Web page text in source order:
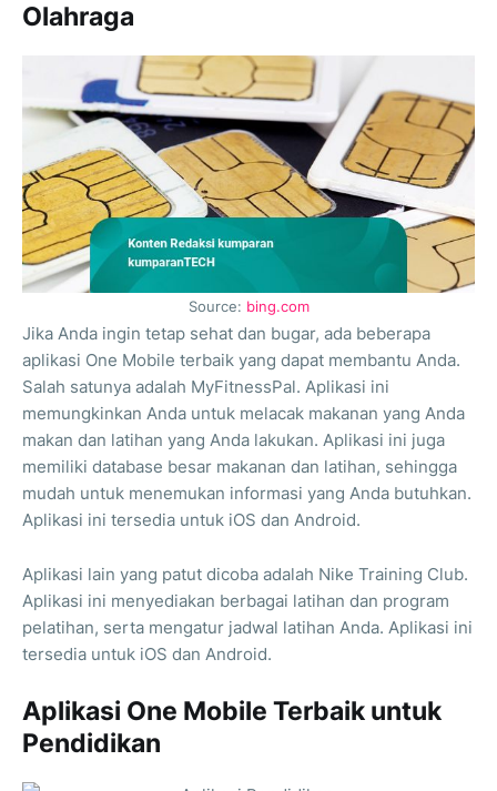
Olahraga
Source: bing.com
Jika Anda ingin tetap sehat dan bugar, ada beberapa
aplikasi One Mobile terbaik yang dapat membantu Anda.
Salah satunya adalah MyFitnessPal. Aplikasi ini
memungkinkan Anda untuk melacak makanan yang Anda
makan dan latihan yang Anda lakukan. Aplikasi ini juga
memiliki database besar makanan dan latihan, sehingga
mudah untuk menemukan informasi yang Anda butuhkan.
Aplikasi ini tersedia untuk iOS dan Android.
Aplikasi lain yang patut dicoba adalah Nike Training Club.
Aplikasi ini menyediakan berbagai latihan dan program
pelatihan, serta mengatur jadwal latihan Anda. Aplikasi ini
tersedia untuk iOS dan Android.
Aplikasi One Mobile Terbaik untuk
Pendidikan